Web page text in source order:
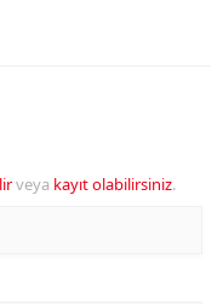
veya kayıt olabilirsiniz.